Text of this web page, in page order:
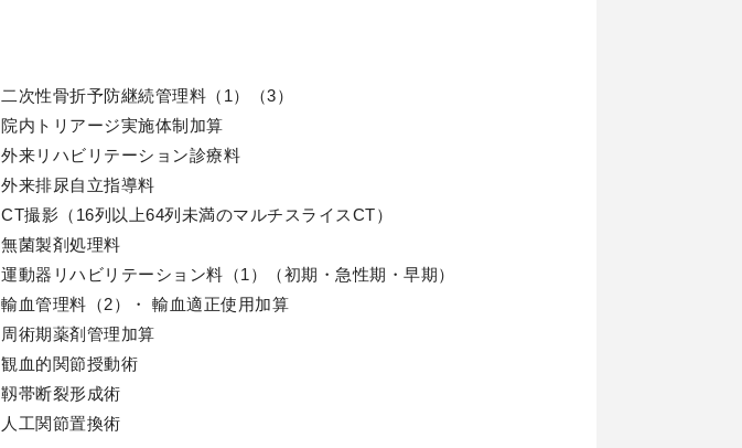
二次性骨折予防継続管理料（1）（3）
院内トリアージ実施体制加算
外来リハビリテーション診療料
外来排尿自立指導料
CT撮影（16列以上64列未満のマルチスライスCT）
無菌製剤処理料
運動器リハビリテーション料（1）（初期・急性期・早期）
輸血管理料（2）・ 輸血適正使用加算
周術期薬剤管理加算
観血的関節授動術
靱帯断裂形成術
人工関節置換術